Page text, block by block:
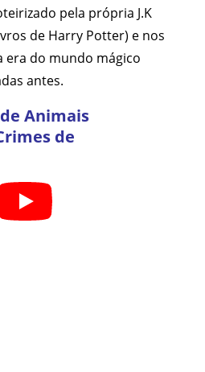
pela própria J.K
de Harry Potter) e nos
era do mundo mágico
antes.
Animais
de